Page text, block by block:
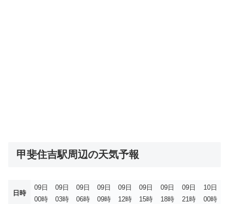
甲斐住吉駅周辺の天気予報
日時
09日
00時
09日
03時
09日
06時
09日
09時
09日
12時
09日
15時
09日
18時
09日
21時
10日
00時